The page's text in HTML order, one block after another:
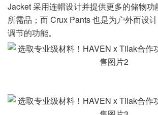
Jacket 采用连帽设计并提供更多的储物
所需品；而 Crux Pants 也是为户外而设
调节的功能。